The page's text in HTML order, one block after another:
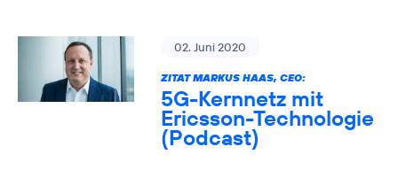
02. Juni 2020
ZITAT MARKUS HAAS, CEO:
5G-Kernnetz mit
Ericsson-Technologie
(Podcast)